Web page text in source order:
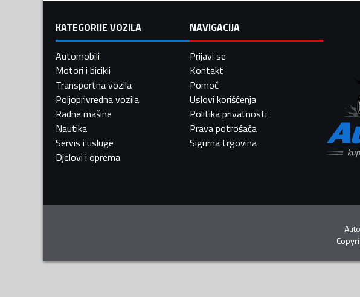
KATEGORIJE VOZILA
Automobili
Motori i bicikli
Transportna vozila
Poljoprivredna vozila
Radne mašine
Nautika
Servis i usluge
Djelovi i oprema
NAVIGACIJA
Prijavi se
Kontakt
Pomoć
Uslovi korišćenja
Politika privatnosti
Prava potrošača
Sigurna trgovina